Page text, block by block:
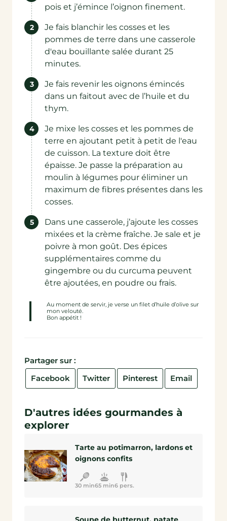
pois et j’émince l’oignon finement.
Je fais blanchir les cosses et les
pommes de terre dans une casserole
d'eau bouillante salée durant 25
minutes.
Je fais revenir les oignons émincés
dans un faitout avec de l’huile et du
thym.
Je mixe les cosses et les pommes de
terre en ajoutant petit à petit de l'eau
de cuisson. La texture doit être
épaisse. Je passe la préparation au
moulin à légumes pour éliminer un
maximum de fibres présentes dans les
cosses.
Dans une casserole, j’ajoute les cosses
mixées et la crème fraîche. Je sale et je
poivre à mon goût. Des épices
supplémentaires comme du
gingembre ou du curcuma peuvent
être ajoutées, en poudre ou frais.
Au moment de servir, je verse un filet d’huile d’olive sur
mon velouté.
Bon appétit !
Partager sur :
Facebook
Twitter Pinterest Email
D'autres idées gourmandes à
explorer
Tarte au potimarron, lardons et
oignons confits
30 min65 min6 pers.